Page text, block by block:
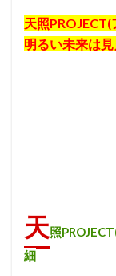
天照
明るい未来は見
天照
細